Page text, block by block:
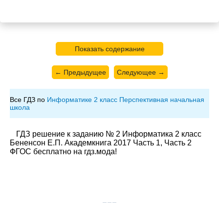
Показать содержание
← Предыдущее Следующее →
Все ГДЗ по Информатике 2 класс Перспективная начальная
школа
ГДЗ решение к заданию № 2 Информатика 2 класс
Бененсон Е.П. Академкнига 2017 Часть 1, Часть 2
ФГОС бесплатно на гдз.мода!